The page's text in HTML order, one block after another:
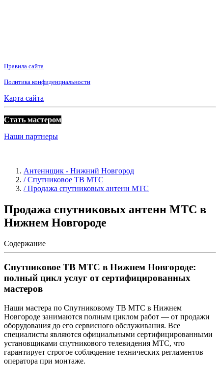
Правила сайта
Политика конфиденциальности
Карта сайта
Стать мастером
Наши партнеры
Антеннщик - Нижний Новгород
/ Спутниковое ТВ МТС
/ Продажа спутниковых антенн МТС
Продажа спутниковых антенн МТС в
Нижнем Новгороде
Содержание
Спутниковое ТВ МТС в Нижнем Новгороде:
полный цикл услуг от сертифицированных
мастеров
Наши мастера по Спутниковому ТВ МТС в Нижнем
Новгороде занимаются полным циклом работ — от продажи
оборудования до его сервисного обслуживания. Все
специалисты являются официальными сертифицированными
установщиками спутникового телевидения МТС, что
гарантирует строгое соблюдение технических регламентов
оператора при монтаже.